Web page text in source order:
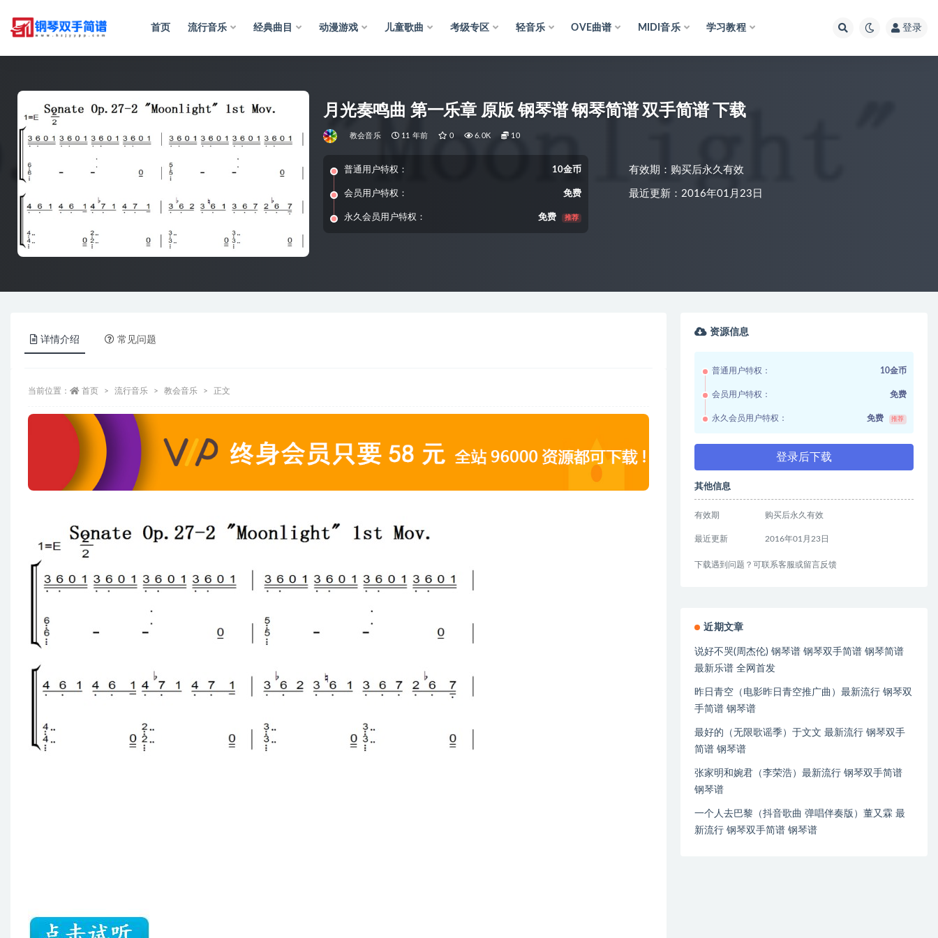
首页 流行音乐 经典曲目 动漫游戏 儿童歌曲 考级专区 轻音乐 OVE曲谱 MIDI音乐 学习教程 登录
月光奏鸣曲 第一乐章 原版 钢琴谱 钢琴简谱 双手简谱 下载
教会音乐 11 年前 0 6.0K 10
普通用户特权： 10金币
会员用户特权： 免费
永久会员用户特权： 免费 推荐
有效期：购买后永久有效
最近更新：2016年01月23日
详情介绍 常见问题
当前位置： 首页 流行音乐 教会音乐 正文
资源信息
普通用户特权： 10金币
会员用户特权： 免费
永久会员用户特权： 免费 推荐
登录后下载
其他信息
有效期 购买后永久有效
最近更新 2016年01月23日
下载遇到问题？可联系客服或留言反馈
近期文章
说好不哭(周杰伦) 钢琴谱 钢琴双手简谱 钢琴简谱
最新乐谱 全网首发
昨日青空（电影昨日青空推广曲）最新流行 钢琴双
手简谱 钢琴谱
最好的（无限歌谣季）于文文 最新流行 钢琴双手
简谱 钢琴谱
张家明和婉君（李荣浩）最新流行 钢琴双手简谱
钢琴谱
一个人去巴黎（抖音歌曲 弹唱伴奏版）董又霖 最
新流行 钢琴双手简谱 钢琴谱